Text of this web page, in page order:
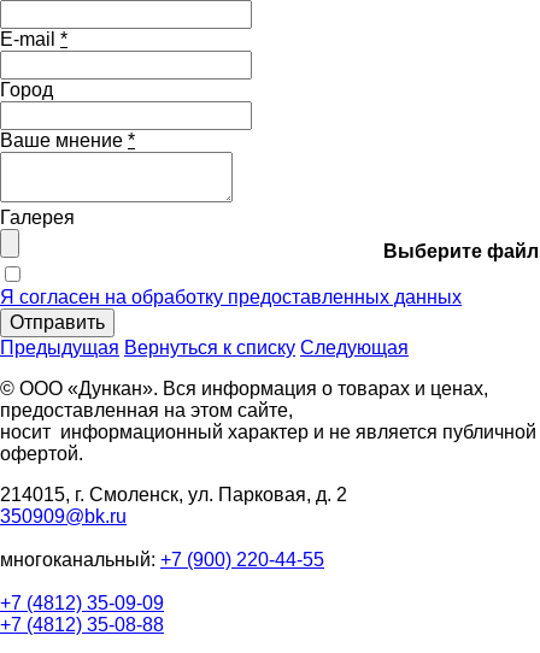
E-mail *
Город
Ваше мнение *
Галерея
Выберите файл
Я согласен на обработку предоставленных данных
Отправить
Предыдущая Вернуться к списку Следующая
© ООО «Дункан». Вся информация о товарах и ценах,
предоставленная на этом сайте,
носит информационный характер и не является публичной
офертой.
214015, г. Смоленск, ул. Парковая, д. 2
350909@bk.ru
многоканальный: +7 (900) 220-44-55
+7 (4812) 35-09-09
+7 (4812) 35-08-88